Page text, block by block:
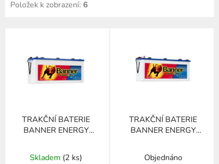
Položek k zobrazení: 6
TRAKČNÍ BATERIE
BANNER ENERGY
12V
Skladem (2 ks)
TRAKČNÍ BATERIE
BANNER ENERGY
12V
Objednáno